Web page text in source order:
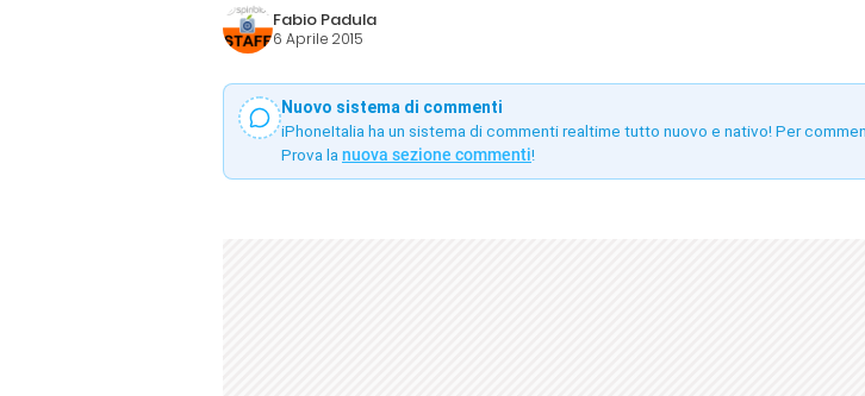
Fabio Padula
6 Aprile 2015
Nuovo sistema di commenti
iPhoneItalia ha un sistema di commenti realtime tutto nuovo e nativo! Per
Prova la nuova sezione commenti!